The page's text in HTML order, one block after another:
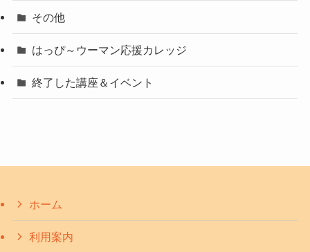
その他
はっぴ～ウーマン応援カレッジ
終了した講座＆イベント
ホーム
利用案内